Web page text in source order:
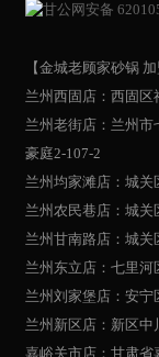
甘公网安备
【金城老顾家砂锅 加
兰州西固店：西固
兰州老街店：兰州
豪庭2-107-2
兰州均家滩店：城关
兰州农民巷店：城关
兰州甘南路店：城
兰州东立店：七里河
兰州刘家堡店：安宁
兰州新区店：新区
嘉峪关市店：甘肃省